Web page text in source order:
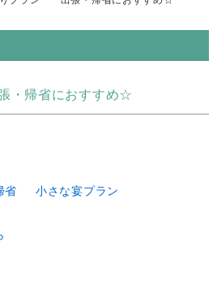
帰省におすすめ☆
省
小さな宴プラン